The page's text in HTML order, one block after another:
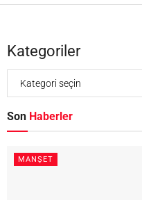
Kategoriler
Son Haberler
MANŞET